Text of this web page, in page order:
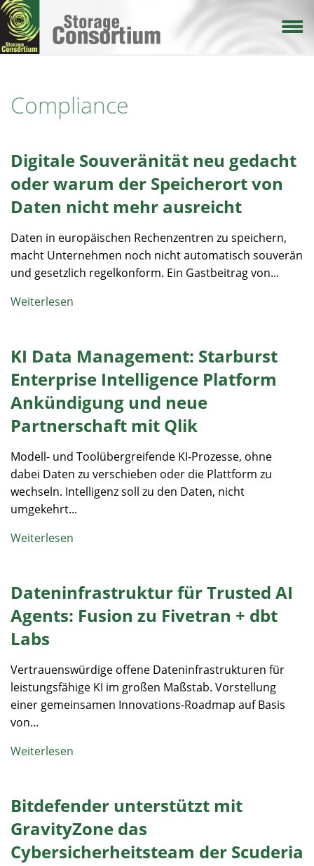
Direkt
zum
Inhalt
Compliance
Digitale Souveränität neu gedacht
oder warum der Speicherort von
Daten nicht mehr ausreicht
Daten in europäischen Rechenzentren zu speichern,
macht Unternehmen noch nicht automatisch souverän
und gesetzlich regelkonform. Ein Gastbeitrag von...
Weiterlesen
KI Data Management: Starburst
Enterprise Intelligence Platform
Ankündigung und neue
Partnerschaft mit Qlik
Modell- und Toolübergreifende KI-Prozesse, ohne
dabei Daten zu verschieben oder die Plattform zu
wechseln. Intelligenz soll zu den Daten, nicht
umgekehrt...
Weiterlesen
Dateninfrastruktur für Trusted AI
Agents: Fusion zu Fivetran + dbt
Labs
Vertrauenswürdige offene Dateninfrastrukturen für
leistungsfähige KI im großen Maßstab. Vorstellung
einer gemeinsamen Innovations-Roadmap auf Basis
von...
Weiterlesen
Bitdefender unterstützt mit
GravityZone das
Cybersicherheitsteam der Scuderia